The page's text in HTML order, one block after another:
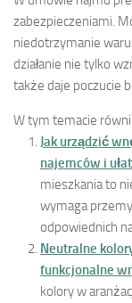
zabezpieczeniami.
niedotrzymanie
działanie nie tylko
także daje poczucie
W tym temacie
Jak urządzić
najemców i
mieszkania to
wymaga
odpowiednich
Neutralne
funkcjonalne
kolory w